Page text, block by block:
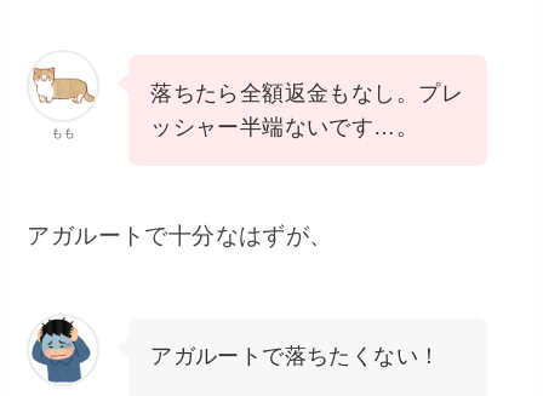
もも
落ちたら全額返金もなし。プレ
ッシャー半端ないです…。
アガルートで十分なはずが、
アガルートで落ちたくない！